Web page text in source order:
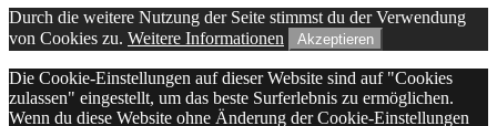
Durch die weitere Nutzung der Seite stimmst du der Verwendung
von Cookies zu. Weitere Informationen Akzeptieren
Die Cookie-Einstellungen auf dieser Website sind auf "Cookies
zulassen" eingestellt, um das beste Surferlebnis zu ermöglichen.
Wenn du diese Website ohne Änderung der Cookie-Einstellungen